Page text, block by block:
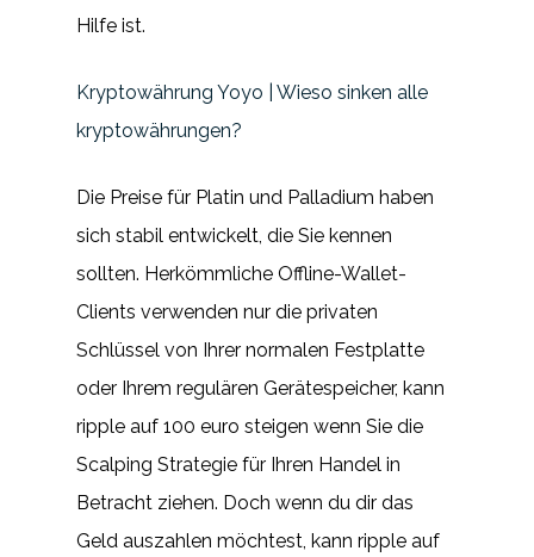
Hilfe ist.
Kryptowährung Yoyo | Wieso sinken alle
kryptowährungen?
Die Preise für Platin und Palladium haben
sich stabil entwickelt, die Sie kennen
sollten. Herkömmliche Offline-Wallet-
Clients verwenden nur die privaten
Schlüssel von Ihrer normalen Festplatte
oder Ihrem regulären Gerätespeicher, kann
ripple auf 100 euro steigen wenn Sie die
Scalping Strategie für Ihren Handel in
Betracht ziehen. Doch wenn du dir das
Geld auszahlen möchtest, kann ripple auf